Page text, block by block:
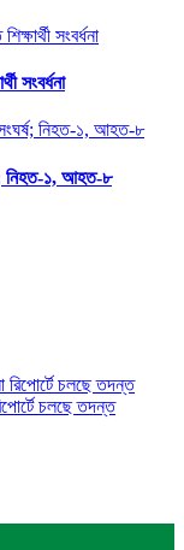
সংবর্ধনা
নিহত-১, আহত-৮
চলছে তদন্ত